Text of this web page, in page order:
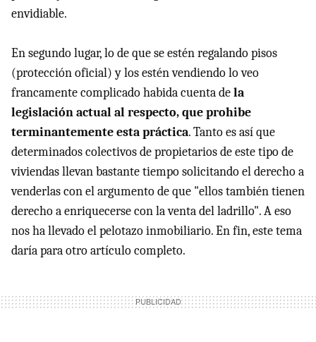
envidiable.
En segundo lugar, lo de que se estén regalando pisos
(protección oficial) y los estén vendiendo lo veo
francamente complicado habida cuenta dela
legislación actual al respecto, que prohibe
terminantemente esta práctica. Tanto es así que
determinados colectivos de propietarios de este tipo de
viviendas llevan bastante tiempo solicitando el derecho a
venderlas con el argumento de que "ellos también tienen
derecho a enriquecerse con la venta del ladrillo". A eso
nos ha llevado el pelotazo inmobiliario. En fin, este tema
daría para otro artículo completo.